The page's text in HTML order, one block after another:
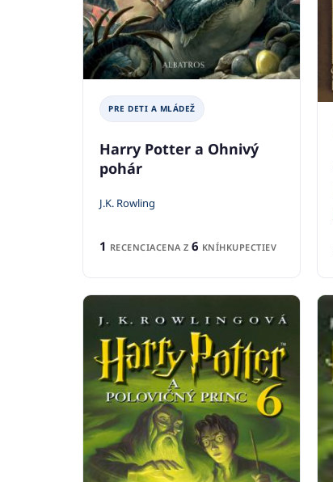
PRE DETI A MLÁDEŽ
Harry Potter a Ohnivý
pohár
J.K. Rowling
1 RECENCIACENA Z 6 KNÍHKUPECTIEV